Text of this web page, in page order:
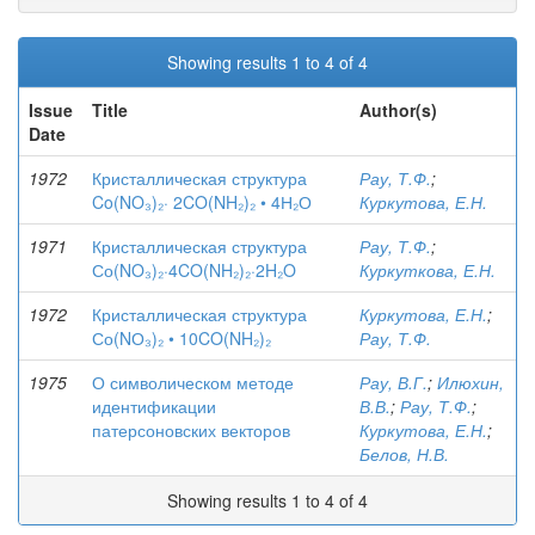
Showing results 1 to 4 of 4
Issue
Date
Title Author(s)
1972
Кристаллическая структура
Co(NO₃)₂· 2CO(NH₂)₂ • 4Н₂О
Рау, Т.Ф.;
Куркутова, Е.Н.
1971
Кристаллическая структура
Со(NO₃)₂·4CO(NH₂)₂·2H₂O
Рау, Т.Ф.;
Куркуткова, Е.Н.
1972
Кристаллическая структура
Со(NО₃)₂ • 10CO(NH₂)₂
Куркутова, Е.Н.;
Рау, Т.Ф.
1975
О символическом методе
идентификации
патерсоновских векторов
Рау, В.Г.; Илюхин,
В.В.; Рау, Т.Ф.;
Куркутова, Е.Н.;
Белов, Н.В.
Showing results 1 to 4 of 4